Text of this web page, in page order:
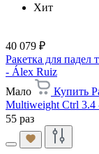
Хит
40 079 ₽
Ракетка для
- Álex Ruiz
Мало
Купить
Multiweight Ctrl 3.4
55 раз